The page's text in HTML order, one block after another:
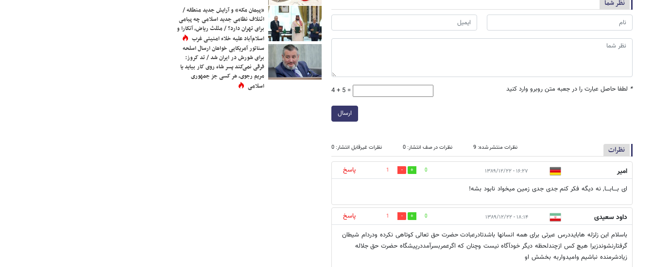
نظر شما
* لطفا حاصل عبارت را در جعبه متن روبرو وارد کنید 4 + 5 =
ارسال
نظرات نظرات منتشر شده: 9 نظرات در صف انتشار: 0 نظرات غیرقابل انتشار: 0
امیر ۱۶:۲۷ - ۱۳۸۹/۱۲/۲۲ 0
1
پاسخ
ای بــــابــــا, نه دیگه فکر کنم جدی جدی زمین میخواد نابود بشه!
داود سعیدی ۱۸:۱۴ - ۱۳۸۹/۱۲/۲۲ 0
1
پاسخ
باسلام این زلزله هابایددرس عبرتی برای همه انسانها باشدتادرعبادت حضرت حق تعالی کوتاهی نکرده ودردام شیطان
گرفتارنشوندزیرا هیچ کس ازچندلحظه دیگر خودآگاه نیست وچنان که اگرعمربسرآمددرپیشگاه حضرت حق جلاله
زیادشرمنده نباشیم وامیدواربه بخشش او
«پیمان مکه» و آرایش جدید منطقه /
ائتلاف نظامی جدید اسلامی چه پیامی
برای تهران دارد؟ / مثلث ریاض، آنکارا و
اسلام‌آباد علیه خلاء امنیتی غرب
سناتور آمریکایی خواهان ارسال اسلحه
برای شورش در ایران شد / تد کروز:
فرقی نمی‌کند پسر شاه روی کار بیاید یا
مریم رجوی، هر کسی جز جمهوری
اسلامی